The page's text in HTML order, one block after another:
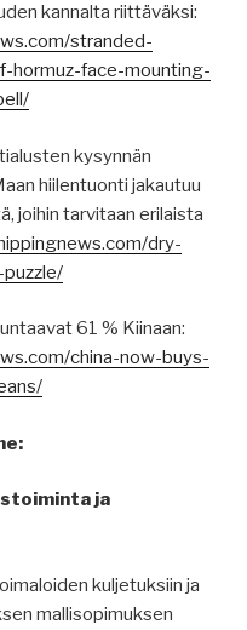
kannalta riittäväksi:
stranded-
hormuz-face-mounting-
kysynnän
hiilentuonti jakautuu
joihin tarvitaan erilaista
dry-
61 % Kiinaan:
china-now-buys-
ja
kuljetuksiin ja
mallisopimuksen